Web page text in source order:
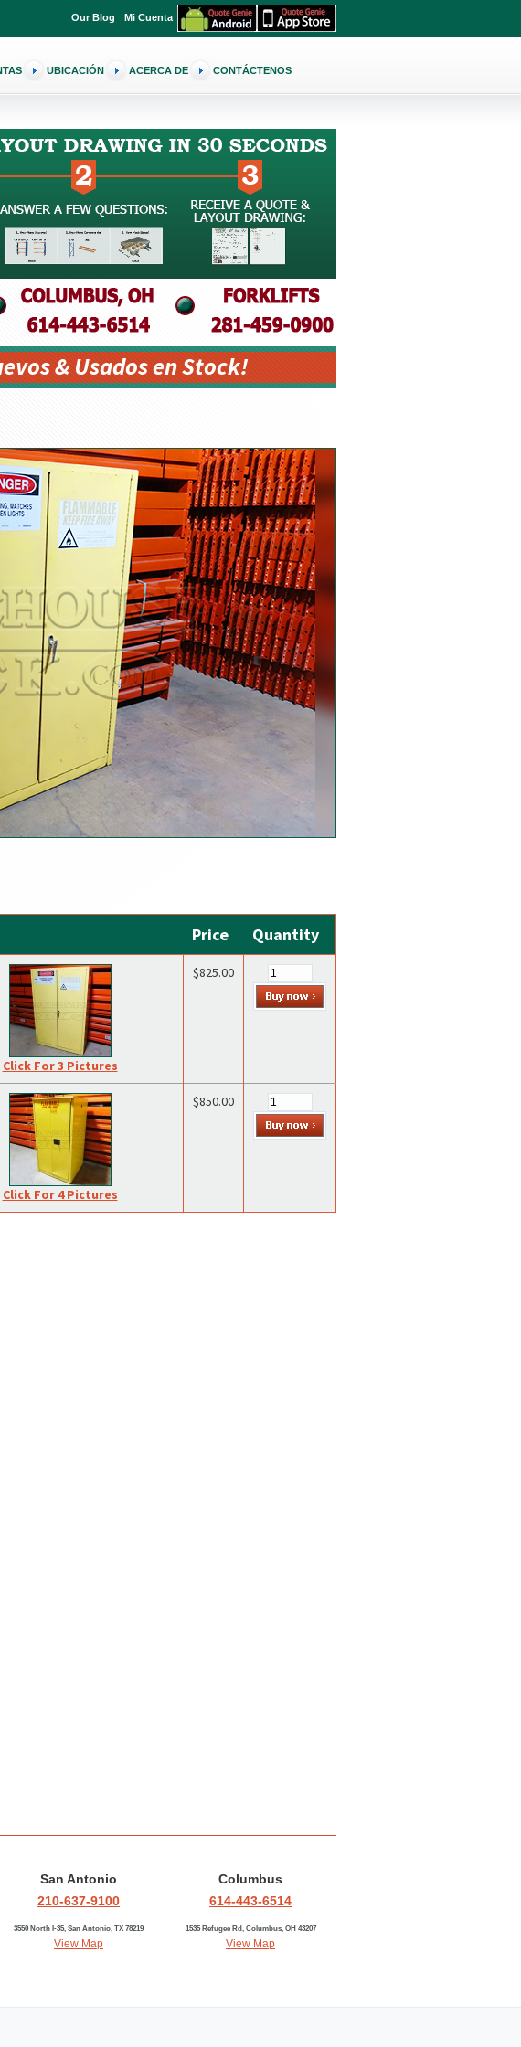
Our Blog Mi Cuenta
UBICACIÓN ACERCA DE CONTÁCTENOS
& Usados en Stock!
Price Quantity
Click For 3 Pictures
$825.00
Click For 4 Pictures
$850.00
San Antonio
Columbus
210-637-9100 614-443-6514
3550 North I-35, San Antonio, TX 78219
View Map
1535 Refugee Rd, Columbus, OH 43207
View Map